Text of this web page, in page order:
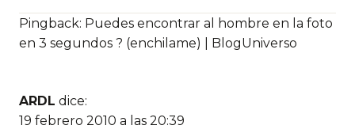
Pingback: Puedes encontrar al hombre en la foto
en 3 segundos ? (enchilame) | BlogUniverso
ARDL dice:
19 febrero 2010 a las 20:39